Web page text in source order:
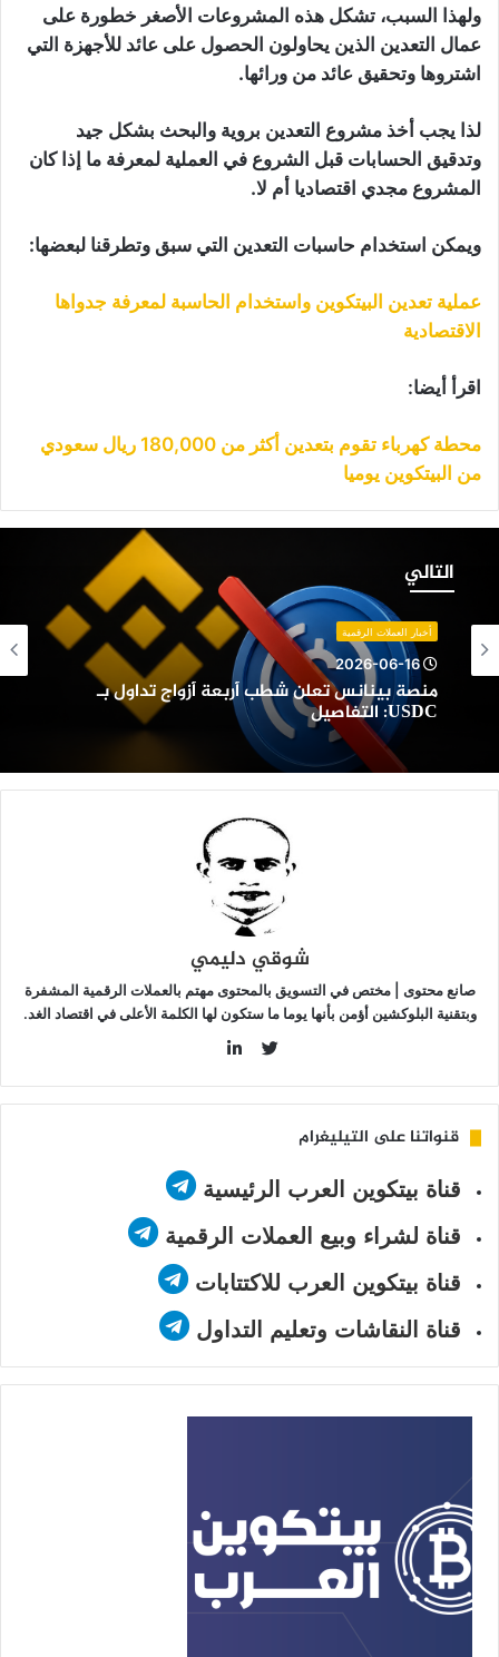
ولهذا السبب، تشكل هذه المشروعات الأصغر خطورة على
عمال التعدين الذين يحاولون الحصول على عائد للأجهزة التي
اشتروها وتحقيق عائد من ورائها.
لذا يجب أخذ مشروع التعدين بروية والبحث بشكل جيد
وتدقيق الحسابات قبل الشروع في العملية لمعرفة ما إذا كان
المشروع مجدي اقتصاديا أم لا.
ويمكن استخدام حاسبات التعدين التي سبق وتطرقنا لبعضها:
عملية تعدين البيتكوين واستخدام الحاسبة لمعرفة جدواها
الاقتصادية
اقرأ أيضا:
محطة كهرباء تقوم بتعدين أكثر من 180,000 ريال سعودي
من البيتكوين يوميا
التالي
أربعة
أزواج
تداول
أخبار العملات الرقمية
2026-06-16
منصة بينانس تعلن شطب أربعة أزواج تداول بـ
USDC: التفاصيل
شوقي دليمي
صانع محتوى | مختص في التسويق بالمحتوى مهتم بالعملات الرقمية المشفرة
وبتقنية البلوكشين أؤمن بأنها يوما ما ستكون لها الكلمة الأعلى في اقتصاد الغد.
قنواتنا على التيليغرام
قناة بيتكوين العرب الرئيسية
قناة لشراء وبيع العملات الرقمية
قناة بيتكوين العرب للاكتتابات
قناة النقاشات وتعليم التداول